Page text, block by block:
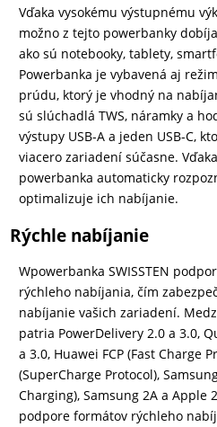
Vďaka vysokému výstupnému
možno z tejto powerbanky
ako sú notebooky, tablety,
Powerbanka je vybavená aj
prúdu, ktorý je vhodný na
sú slúchadlá TWS, náramky a
výstupy USB-A a jeden USB-C,
viacero zariadení súčasne.
powerbanka automaticky
optimalizuje ich nabíjanie.
Rýchle nabíjanie
Wpowerbanka SWISSTEN
rýchleho nabíjania, čím
nabíjanie vašich zariadení.
patria PowerDelivery 2.0 a 3.0,
a 3.0, Huawei FCP (Fast Charge
(SuperCharge Protocol),
Charging), Samsung 2A a Apple
podpore formátov rýchleho